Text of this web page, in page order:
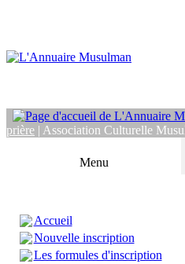
prière | Association Culturelle
Menu
Accueil
Nouvelle inscription
Les formules d'inscription